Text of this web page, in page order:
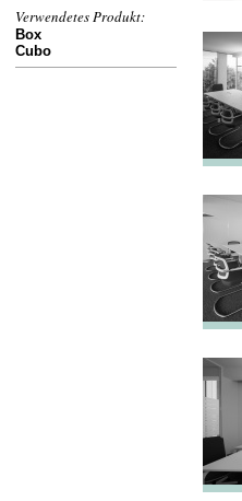
Verwendetes Produkt:
Box
Cubo